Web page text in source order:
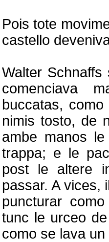
Pois tote
castello
Walter
comenciava
buccatas,
nimis tosto, de
ambe manos
trappa; e le
post le altere
passar. A vices,
puncturar
tunc le urceo
como se lava